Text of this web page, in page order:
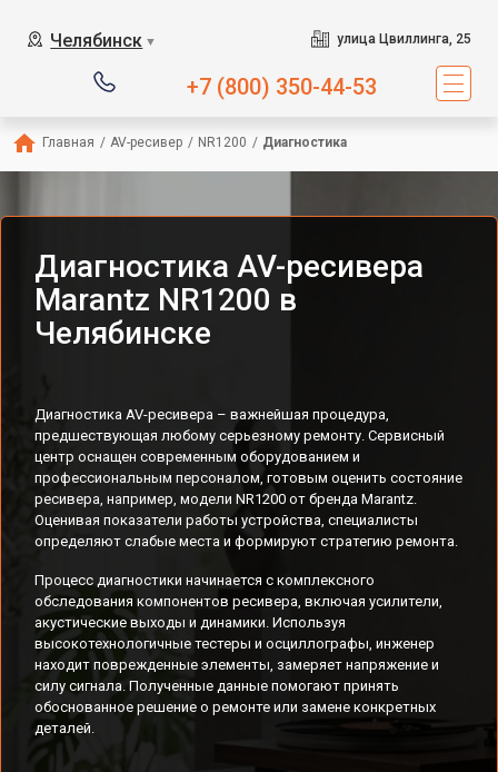
Челябинск ▼ улица Цвиллинга, 25
+7 (800) 350-44-53
Главная / AV-ресивер / NR1200 / Диагностика
Диагностика AV-ресивера
Marantz NR1200 в
Челябинске
Диагностика AV-ресивера – важнейшая процедура,
предшествующая любому серьезному ремонту. Сервисный
центр оснащен современным оборудованием и
профессиональным персоналом, готовым оценить состояние
ресивера, например, модели NR1200 от бренда Marantz.
Оценивая показатели работы устройства, специалисты
определяют слабые места и формируют стратегию ремонта.
Процесс диагностики начинается с комплексного
обследования компонентов ресивера, включая усилители,
акустические выходы и динамики. Используя
высокотехнологичные тестеры и осциллографы, инженер
находит поврежденные элементы, замеряет напряжение и
силу сигнала. Полученные данные помогают принять
обоснованное решение о ремонте или замене конкретных
деталей.